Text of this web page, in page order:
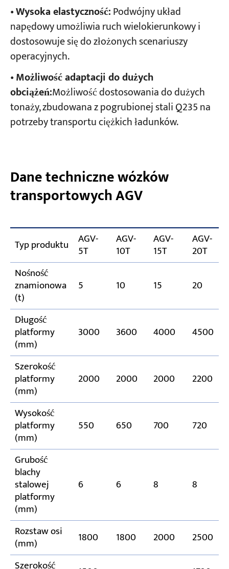
•Wysoka elastyczność:​ Podwójny układ
napędowy umożliwia ruch wielokierunkowy i
dostosowuje się do złożonych scenariuszy
operacyjnych.
•Możliwość adaptacji do dużych
obciążeń:Możliwość dostosowania do dużych
tonaży, zbudowana z pogrubionej stali Q235 na
potrzeby transportu ciężkich ładunków.
Dane techniczne wózków
transportowych AGV
Typ produktu AGV-
5T
AGV-
10T
AGV-
15T
AGV-
20T
Nośność
znamionowa
(t)
5 10 15 20
Długość
platformy
(mm)
3000 3600 4000 4500
Szerokość
platformy
(mm)
2000 2000 2000 2200
Wysokość
platformy
(mm)
550 650 700 720
Grubość
blachy
stalowej
platformy
(mm)
6 6 8 8
Rozstaw osi
(mm) 1800 1800 2000
2500
Szerokość